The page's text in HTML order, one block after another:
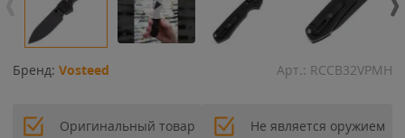
Бренд: Vosteed Арт.: RCCB32VPMH
Оригинальный товар Не является оружием